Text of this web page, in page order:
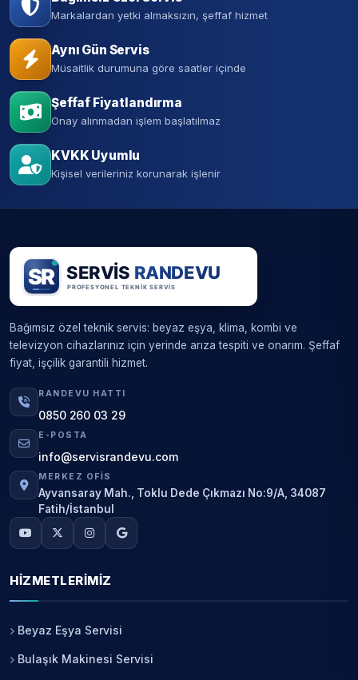
Markalardan yetki almaksızın, şeffaf hizmet
Aynı Gün Servis
Müsaitlik durumuna göre saatler içinde
Şeffaf Fiyatlandırma
Onay alınmadan işlem başlatılmaz
KVKK Uyumlu
Kişisel verileriniz korunarak işlenir
Bağımsız özel teknik servis: beyaz eşya, klima, kombi ve
televizyon cihazlarınız için yerinde arıza tespiti ve onarım. Şeffaf
fiyat, işçilik garantili hizmet.
RANDEVU HATTI
0850 260 03 29
E-POSTA
info@servisrandevu.com
MERKEZ OFIS
Ayvansaray Mah., Toklu Dede Çıkmazı No:9/A, 34087
Fatih/İstanbul
HIZMETLERIMIZ
Beyaz Eşya Servisi
Bulaşık Makinesi Servisi